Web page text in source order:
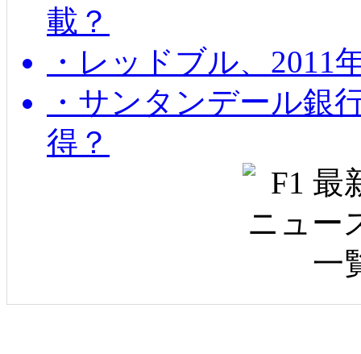
載？
・レッドブル、2011
・サンタンデール銀
得？